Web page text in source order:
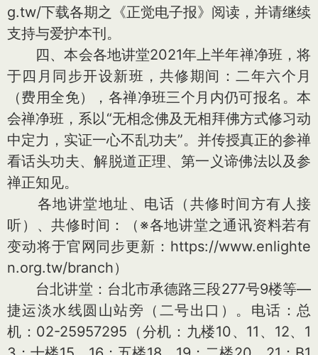
g.tw/下载各期之《正觉电子报》阅读，并请继续
支持与爱护本刊。
四、本会各地讲堂2021年上半年禅净班，将
于四月同步开设新班，共修期间：二年六个月
（费用全免），各禅净班三个月内仍可报名。本
会禅净班，系以“无相念佛及无相拜佛方式修习动
中定力，实证一心不乱功夫”。并传授真正的参禅
看话头功夫、解脱道正理、第一义谛佛法以及参
禅正知见。
各地讲堂地址、电话（共修时间方有人接
听）、共修时间：（※各地讲堂之通讯资料若有
变动将于官网同步更新：https://www.enlighte
n.org.tw/branch）
台北讲堂：台北市承德路三段277号9楼等—
捷运淡水线圆山站旁（二号出口）。电话：总
机：02-25957295（分机：九楼10、11、12、1